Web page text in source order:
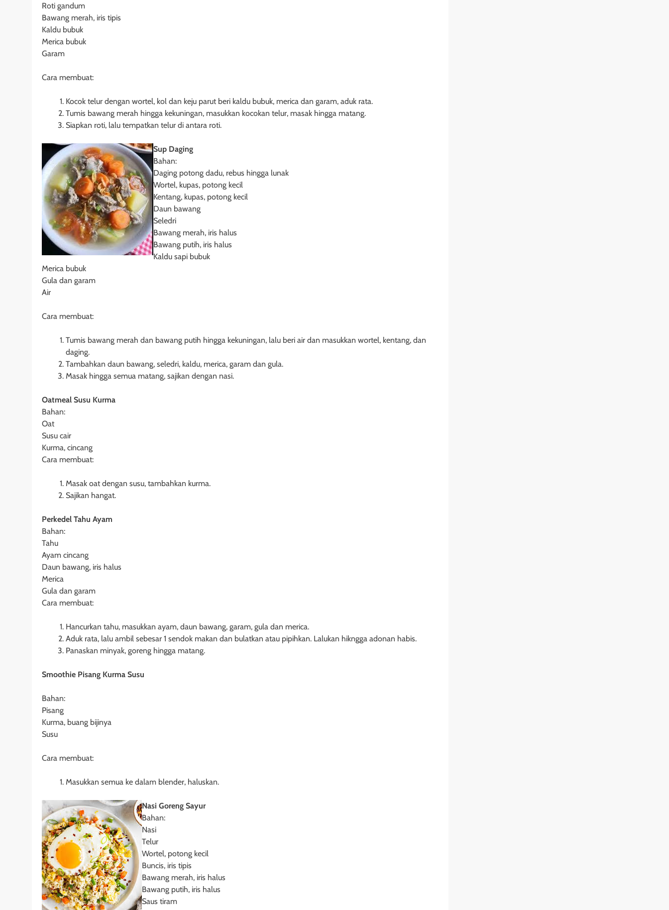
Roti gandum
Bawang merah, iris tipis
Kaldu bubuk
Merica bubuk
Garam
Cara membuat:
Kocok telur dengan wortel, kol dan keju parut beri kaldu bubuk, merica dan garam, aduk rata.
Tumis bawang merah hingga kekuningan, masukkan kocokan telur, masak hingga matang.
Siapkan roti, lalu tempatkan telur di antara roti.
Sup Daging
Bahan:
Daging potong dadu, rebus hingga lunak
Wortel, kupas, potong kecil
Kentang, kupas, potong kecil
Daun bawang
Seledri
Bawang merah, iris halus
Bawang putih, iris halus
Kaldu sapi bubuk
Merica bubuk
Gula dan garam
Air
Cara membuat:
Tumis bawang merah dan bawang putih hingga kekuningan, lalu beri air dan masukkan wortel, kentang, dan
daging.
Tambahkan daun bawang, seledri, kaldu, merica, garam dan gula.
Masak hingga semua matang, sajikan dengan nasi.
Oatmeal Susu Kurma
Bahan:
Oat
Susu cair
Kurma, cincang
Cara membuat:
Masak oat dengan susu, tambahkan kurma.
Sajikan hangat.
Perkedel Tahu Ayam
Bahan:
Tahu
Ayam cincang
Daun bawang, iris halus
Merica
Gula dan garam
Cara membuat:
Hancurkan tahu, masukkan ayam, daun bawang, garam, gula dan merica.
Aduk rata, lalu ambil sebesar 1 sendok makan dan bulatkan atau pipihkan. Lalukan hikngga adonan habis.
Panaskan minyak, goreng hingga matang.
Smoothie Pisang Kurma Susu
Bahan:
Pisang
Kurma, buang bijinya
Susu
Cara membuat:
Masukkan semua ke dalam blender, haluskan.
Nasi Goreng Sayur
Bahan:
Nasi
Telur
Wortel, potong kecil
Buncis, iris tipis
Bawang merah, iris halus
Bawang putih, iris halus
Saus tiram